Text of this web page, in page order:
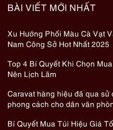
BÀI VIẾT MỚI NHẤT
Xu Hướng Phối Màu Cà Vạt
Nam Công Sở Hot Nhất 2025
Top 4 Bí Quyết Khi Chọn
Nên Lịch Lãm
Caravat hàng hiệu đã qua sử
phong cách cho dân văn
Bí Quyết Mua Túi Hiệu Giá